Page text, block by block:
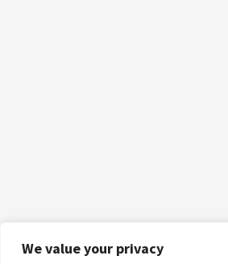
We value your privacy